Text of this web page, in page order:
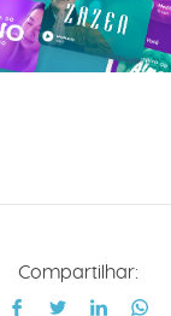
Compartilhar: